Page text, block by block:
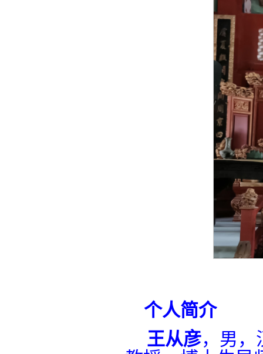
个人简介
王从彦，男，